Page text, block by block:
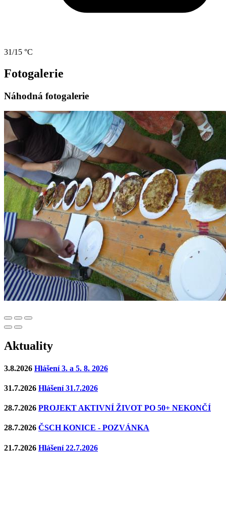
31/15 °C
Fotogalerie
Náhodná fotogalerie
Aktuality
3.8.2026 Hlášení 3. a 5. 8. 2026
31.7.2026 Hlášení 31.7.2026
28.7.2026 PROJEKT AKTIVNÍ ŽIVOT PO 50+ NEKONČÍ
28.7.2026 ČSCH KONICE - POZVÁNKA
21.7.2026 Hlášení 22.7.2026